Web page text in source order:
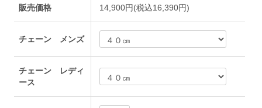
販売価格 14,900円(税込16,390円)
チェーン メンズ
チェーン レディ
ース